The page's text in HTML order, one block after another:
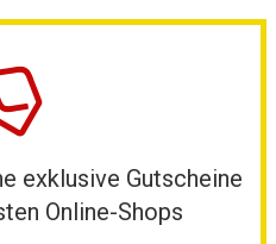
exklusive Gutscheine
Online-Shops